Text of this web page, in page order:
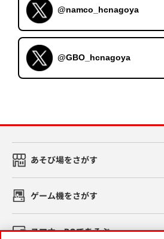
@namco_hcnagoya
@GBO_hcnagoya
あそび場をさがす
ゲーム機をさがす
スマホ・PCであそぶ